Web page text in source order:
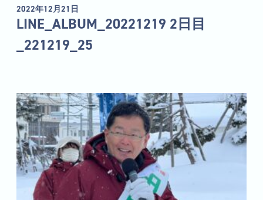
2022年12月21日
LINE_ALBUM_20221219 2日目
_221219_25